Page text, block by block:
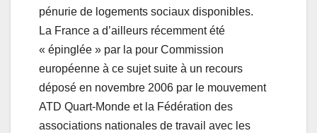
pénurie de logements sociaux disponibles.
La France a d’ailleurs récemment été
« épinglée » par la pour Commission
européenne à ce sujet suite à un recours
déposé en novembre 2006 par le mouvement
ATD Quart-Monde et la Fédération des
associations nationales de travail avec les